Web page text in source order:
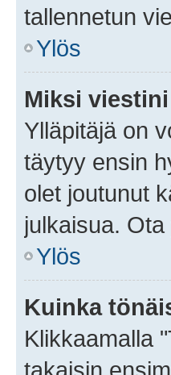
tallennetun
Ylös
Miksi
Ylläpitäjä on
täytyy ensin
olet joutunut
julkaisua.
Ylös
Kuinka
Klikkaamalla
takaisin